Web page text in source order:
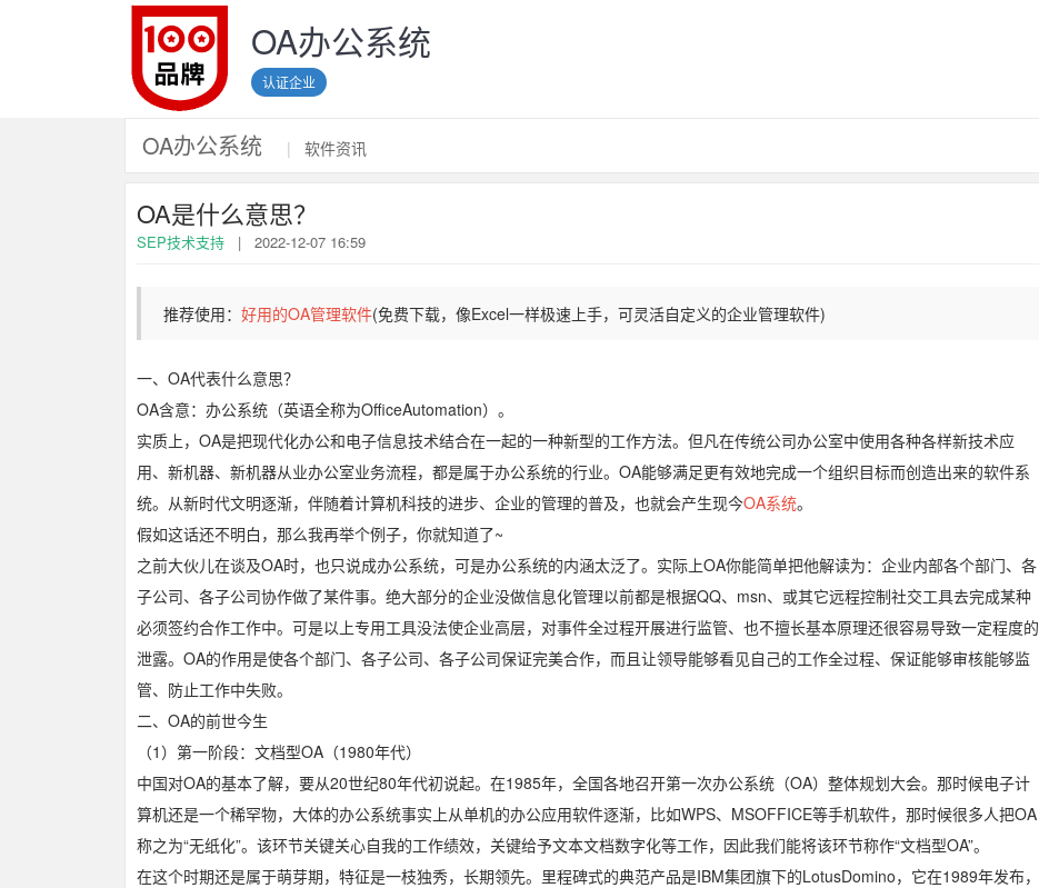
OA办公系统
认证企业
OA办公系统 | 软件资讯
OA是什么意思？
SEP技术支持 | 2022-12-07 16:59
推荐使用： 好用的OA管理软件(免费下载，像Excel一样极速上手，可灵活自定义的企业管理软件)
一、OA代表什么意思？
OA含意：办公系统（英语全称为OfficeAutomation）。
实质上，OA是把现代化办公和电子信息技术结合在一起的一种新型的工作方法。但凡在传统公司办公室中使用各种各样新技术应
用、新机器、新机器从业办公室业务流程，都是属于办公系统的行业。OA能够满足更有效地完成一个组织目标而创造出来的软件系
统。从新时代文明逐渐，伴随着计算机科技的进步、企业的管理的普及，也就会产生现今OA系统。
假如这话还不明白，那么我再举个例子，你就知道了~
之前大伙儿在谈及OA时，也只说成办公系统，可是办公系统的内涵太泛了。实际上OA你能简单把他解读为：企业内部各个部门、各
子公司、各子公司协作做了某件事。绝大部分的企业没做信息化管理以前都是根据QQ、msn、或其它远程控制社交工具去完成某种
必须签约合作工作中。可是以上专用工具没法使企业高层，对事件全过程开展进行监管、也不擅长基本原理还很容易导致一定程度的
泄露。OA的作用是使各个部门、各子公司、各子公司保证完美合作，而且让领导能够看见自己的工作全过程、保证能够审核能够监
管、防止工作中失败。
二、OA的前世今生
（1）第一阶段：文档型OA（1980年代）
中国对OA的基本了解，要从20世纪80年代初说起。在1985年，全国各地召开第一次办公系统（OA）整体规划大会。那时候电子计
算机还是一个稀罕物，大体的办公系统事实上从单机的办公应用软件逐渐，比如WPS、MSOFFICE等手机软件，那时候很多人把OA
称之为“无纸化”。该环节关键关心自我的工作绩效，关键给予文本文档数字化等工作，因此我们能将该环节称作“文档型OA”。
在这个时期还是属于萌芽期，特征是一枝独秀，长期领先。里程碑式的典范产品是IBM集团旗下的LotusDomino，它在1989年发布，